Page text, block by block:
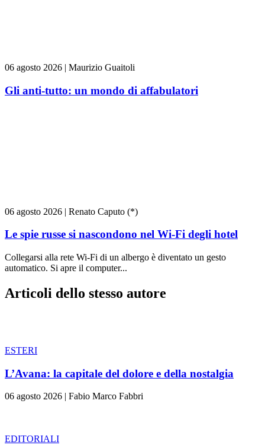
06 agosto 2026 | Maurizio Guaitoli
Gli anti-tutto: un mondo di affabulatori
06 agosto 2026 | Renato Caputo (*)
Le spie russe si nascondono nel Wi-Fi degli hotel
Collegarsi alla rete Wi-Fi di un albergo è diventato un gesto
automatico. Si apre il computer...
Articoli dello stesso autore
ESTERI
L’Avana: la capitale del dolore e della nostalgia
06 agosto 2026 | Fabio Marco Fabbri
EDITORIALI